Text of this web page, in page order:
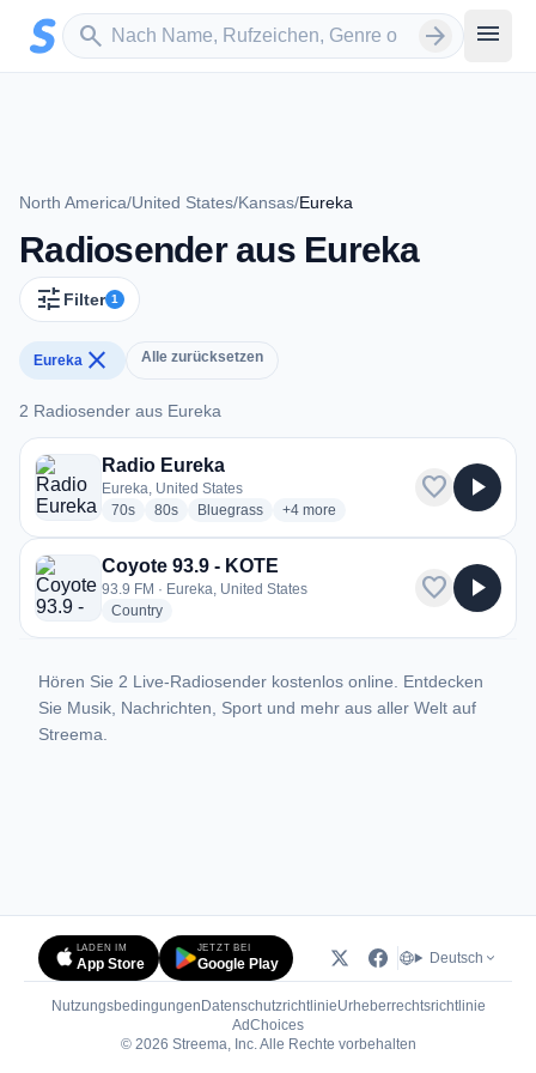
Zum Hauptinhalt springen
search
Sender suchen arrow_forward menu
North America/United States/Kansas/Eureka
Radiosender aus Eureka
tune Filter 1
Eureka close Alle zurücksetzen
2 Radiosender aus Eureka
2 Radiosender aus Eureka
Radio Eureka
Eureka, United States
70sradio stations
80sradio stations
Bluegrassradio stations
+4more genres for Radio Eureka
more
favorite play_arrow
Coyote 93.9 - KOTE
93.9 FM · Eureka, United States
Countryradio stations
favorite play_arrow
Hören Sie 2 Live-Radiosender kostenlos online. Entdecken
Sie Musik, Nachrichten, Sport und mehr aus aller Welt auf
Streema.
LADEN IM
App Store
JETZT BEI
Google Play Deutsch
Nutzungsbedingungen DatenschutzrichtlinieUrheberrechtsrichtlinie
AdChoices(öffnet in neuem Tab)
© 2026 Streema, Inc. Alle Rechte vorbehalten